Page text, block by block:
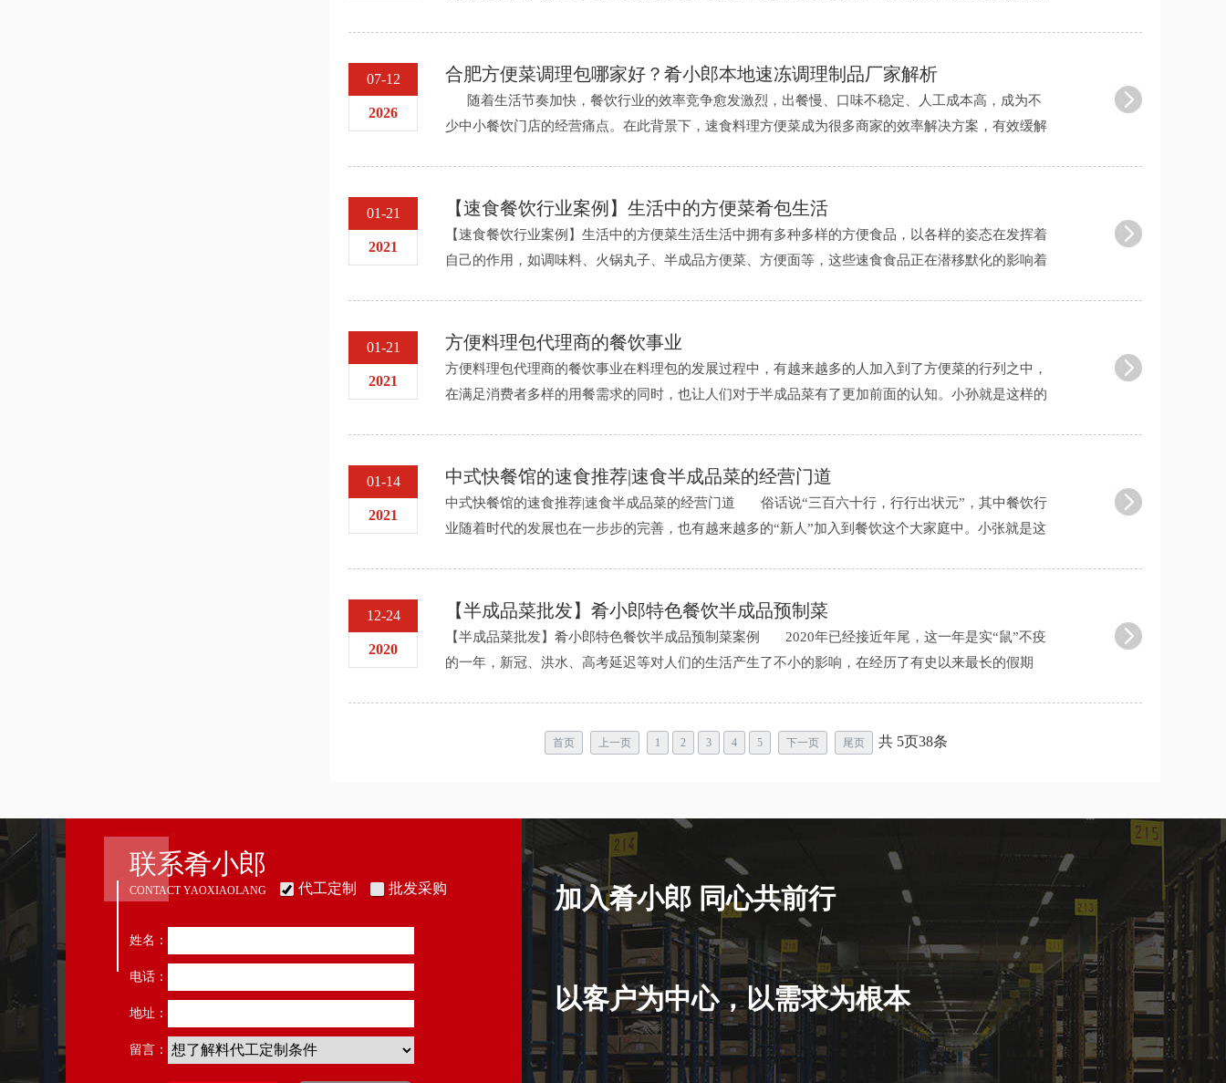
07-12
2026
合肥方便菜调理包哪家好？肴小郎本地速冻调理制品厂家解析
随着生活节奏加快，餐饮行业的效率竞争愈发激烈，出餐慢、口味不稳定、人工成本高，成为不
少中小餐饮门店的经营痛点。在此背景下，速食料理方便菜成为很多商家的效率解决方案，有效缓解
01-21
2021
【速食餐饮行业案例】生活中的方便菜肴包生活
【速食餐饮行业案例】生活中的方便菜生活生活中拥有多种多样的方便食品，以各样的姿态在发挥着
自己的作用，如调味料、火锅丸子、半成品方便菜、方便面等，这些速食食品正在潜移默化的影响着
01-21
2021
方便料理包代理商的餐饮事业
方便料理包代理商的餐饮事业在料理包的发展过程中，有越来越多的人加入到了方便菜的行列之中，
在满足消费者多样的用餐需求的同时，也让人们对于半成品菜有了更加前面的认知。小孙就是这样的
01-14
2021
中式快餐馆的速食推荐|速食半成品菜的经营门道
中式快餐馆的速食推荐|速食半成品菜的经营门道 俗话说“三百六十行，行行出状元”，其中餐饮行
业随着时代的发展也在一步步的完善，也有越来越多的“新人”加入到餐饮这个大家庭中。小张就是这
12-24
2020
【半成品菜批发】肴小郎特色餐饮半成品预制菜
【半成品菜批发】肴小郎特色餐饮半成品预制菜案例 2020年已经接近年尾，这一年是实“鼠”不疫
的一年，新冠、洪水、高考延迟等对人们的生活产生了不小的影响，在经历了有史以来最长的假期
首页 上一页 1 2 3 4 5 下一页 尾页 共 5页38条
联系肴小郎
CONTACT YAOXIAOLANG 代工定制 批发采购
姓名：
电话：
地址：
留言：
加入肴小郎 同心共前行
以客户为中心，以需求为根本